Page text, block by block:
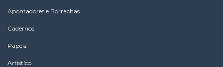
Apontadores e Borrachas
Cadernos
Papéis
Artistíco